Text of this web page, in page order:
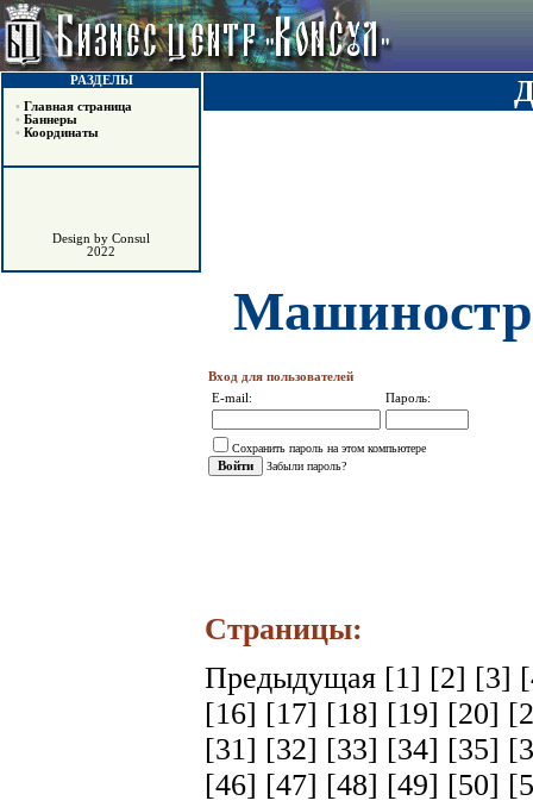
РАЗДЕЛЫ
• Главная страница
• Баннеры
• Координаты
Design by Consul
2022
Вход для пользователей
E-mail:
Пароль:
Сохранить пароль на этом компьютере
Забыли пароль?
Страницы:
Предыдущая [1] [2] [3]
[16] [17] [18] [19] [20]
[31] [32] [33] [34] [35]
[46] [47] [48] [49] [50]